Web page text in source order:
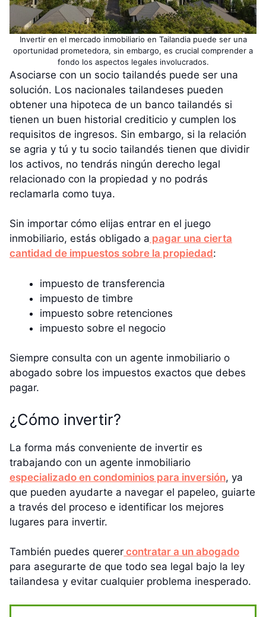
Invertir en el mercado inmobiliario en Tailandia puede ser una
oportunidad prometedora, sin embargo, es crucial comprender a
fondo los aspectos legales involucrados.
Asociarse con un socio tailandés puede ser una
solución. Los nacionales tailandeses pueden
obtener una hipoteca de un banco tailandés si
tienen un buen historial crediticio y cumplen los
requisitos de ingresos. Sin embargo, si la relación
se agria y tú y tu socio tailandés tienen que dividir
los activos, no tendrás ningún derecho legal
relacionado con la propiedad y no podrás
reclamarla como tuya.
Sin importar cómo elijas entrar en el juego
inmobiliario, estás obligado a pagar una cierta
cantidad de impuestos sobre la propiedad:
impuesto de transferencia
impuesto de timbre
impuesto sobre retenciones
impuesto sobre el negocio
Siempre consulta con un agente inmobiliario o
abogado sobre los impuestos exactos que debes
pagar.
¿Cómo invertir?
La forma más conveniente de invertir es
trabajando con un agente inmobiliario
especializado en condominios para inversión, ya
que pueden ayudarte a navegar el papeleo, guiarte
a través del proceso e identificar los mejores
lugares para invertir.
También puedes querer contratar a un abogado
para asegurarte de que todo sea legal bajo la ley
tailandesa y evitar cualquier problema inesperado.